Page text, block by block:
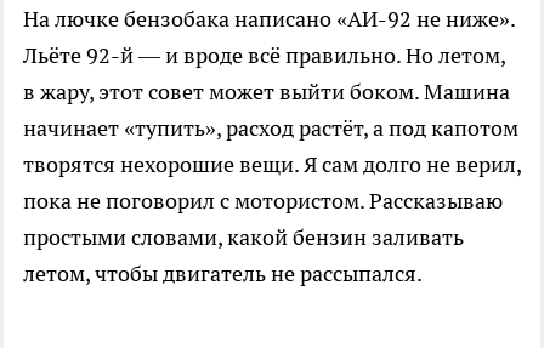
На лючке бензобака написано «АИ-92 не ниже».
Льёте 92-й — и вроде всё правильно. Но летом,
в жару, этот совет может выйти боком. Машина
начинает «тупить», расход растёт, а под капотом
творятся нехорошие вещи. Я сам долго не верил,
пока не поговорил с мотористом. Рассказываю
простыми словами, какой бензин заливать
летом, чтобы двигатель не рассыпался.